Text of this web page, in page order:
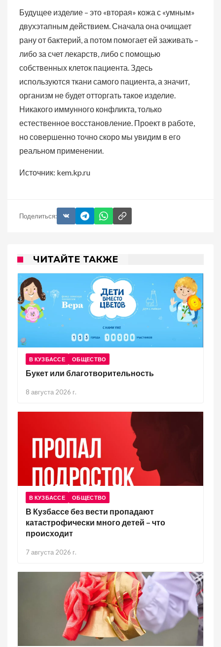
Будущее изделие – это «вторая» кожа с «умным»
двухэтапным действием. Сначала она очищает
рану от бактерий, а потом помогает ей заживать –
либо за счет лекарств, либо с помощью
собственных клеток пациента. Здесь
используются ткани самого пациента, а значит,
организм не будет отторгать такое изделие.
Никакого иммунного конфликта, только
естественное восстановление. Проект в работе,
но совершенно точно скоро мы увидим в его
реальном применении.
Источник: kem.kp.ru
Поделиться:
ЧИТАЙТЕ ТАКЖЕ
В КУЗБАССЕ ОБЩЕСТВО
Букет или благотворительность
8 августа 2026 г.
В КУЗБАССЕ ОБЩЕСТВО
В Кузбассе без вести пропадают
катастрофически много детей – что
происходит
7 августа 2026 г.